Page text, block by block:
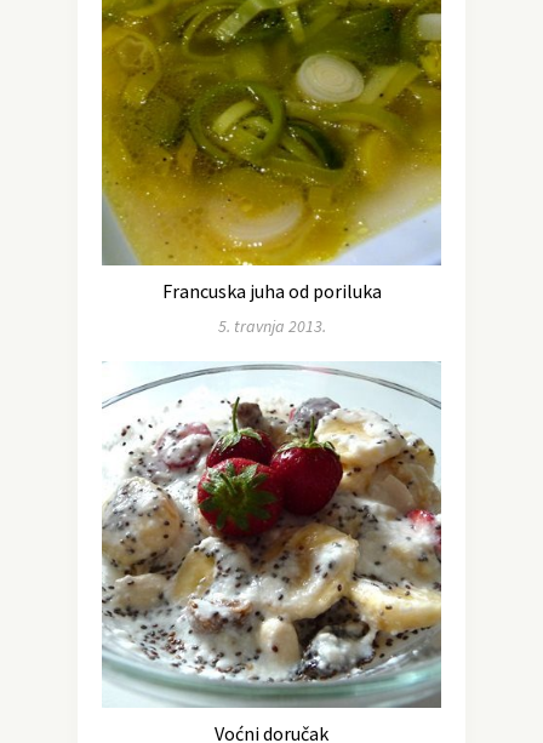
Francuska juha od poriluka
5. travnja 2013.
Voćni doručak